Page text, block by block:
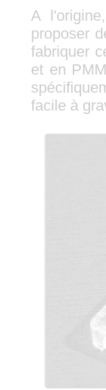
A
proposer
fabriquer
et en
facile à